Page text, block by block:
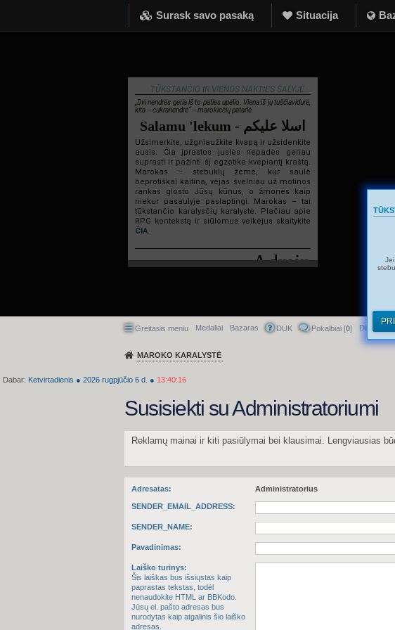
Surask savo pasaką Situacija
TŪKSTANČIO IR VIENOS NAKTIES ŠALYJE...
„Dvi nendrės geria iš to paties upelio. Viena iš jų tuščiavidurė,
kita – cukranendrė“ – marokiečių patarlė.
Salamu 'lekum - اسلا عليكم
Užsimerkite, užgniaužkite kvapą ir užsidenkite
ausis. Čia įprastos juslės nepadės geriau
suprasti ir pažinti šį egzotika kvepiantį kraštą.
Marokas – stebuklų žemė, kur saulė
beprotiškai kaitina, vėjas švelniau už motinos
rankas glosto Jūsų kūnus, o žmonės kaip
niekur pasaulyje paslaptingi. Marokas – tai
tūkstančio karalysčių karalystė. Plačiau apie
RPG kontekstą ir siūlomus veikėjus skaitykite
ČIA.
Admin
Greitasis meniu Medaliai Bazaras DUK Pokalbiai [0] Dirhamai
MAROKO KARALYSTĖ
Dabar: Ketvirtadienis ● 2026 rugpjūčio 6 d. ● 13:40:17
Susisiekti su Administratoriumi
Reklamų mainai ir kiti pasiūlymai bei klausimai. Lengviausias
Adresatas: Administratorius
SENDER_EMAIL_ADDRESS:
SENDER_NAME:
Pavadinimas:
Laiško turinys:
Šis laiškas bus išsiųstas kaip
paprastas tekstas, todėl
nenaudokite HTML ar BBKodo.
Jūsų el. pašto adresas bus
nurodytas kaip atgalinis šio laiško
adresas.